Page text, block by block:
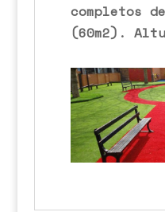
completos
(60m2).